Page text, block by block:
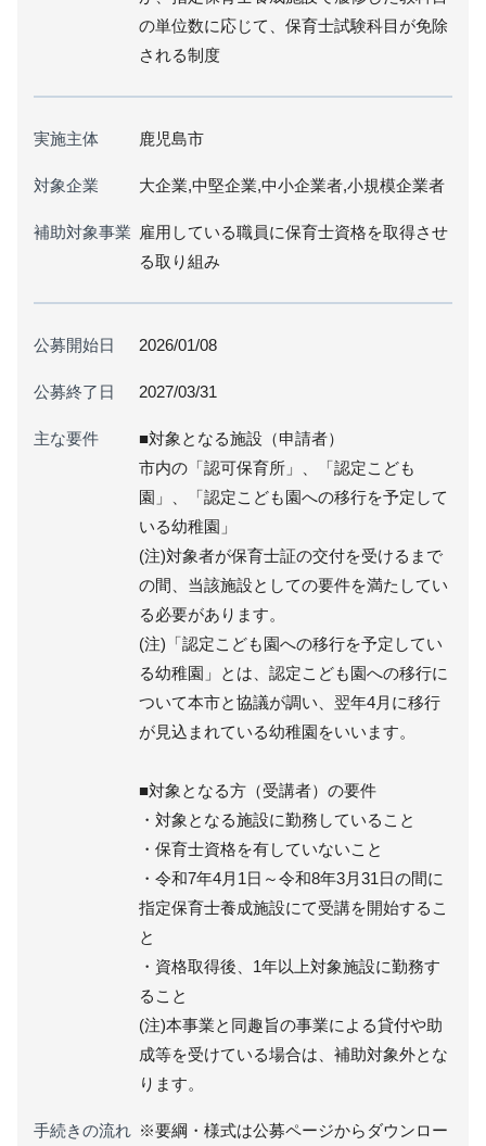
の単位数に応じて、保育士試験科目が免除
される制度
実施主体 鹿児島市
対象企業 大企業,中堅企業,中小企業者,小規模企業者
補助対象事業 雇用している職員に保育士資格を取得させ
る取り組み
公募開始日 2026/01/08
公募終了日 2027/03/31
主な要件
■対象となる施設（申請者）
市内の「認可保育所」、「認定こども
園」、「認定こども園への移行を予定して
いる幼稚園」
(注)対象者が保育士証の交付を受けるまで
の間、当該施設としての要件を満たしてい
る必要があります。
(注)「認定こども園への移行を予定してい
る幼稚園」とは、認定こども園への移行に
ついて本市と協議が調い、翌年4月に移行
が見込まれている幼稚園をいいます。
■対象となる方（受講者）の要件
・対象となる施設に勤務していること
・保育士資格を有していないこと
・令和7年4月1日～令和8年3月31日の間に
指定保育士養成施設にて受講を開始するこ
と
・資格取得後、1年以上対象施設に勤務す
ること
(注)本事業と同趣旨の事業による貸付や助
成等を受けている場合は、補助対象外とな
ります。
手続きの流れ ※要綱・様式は公募ページからダウンロー